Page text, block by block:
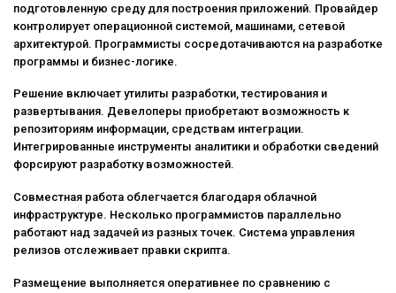
подготовленную среду для построения приложений. Провайдер
контролирует операционной системой, машинами, сетевой
архитектурой. Программисты сосредотачиваются на разработке
программы и бизнес-логике.
Решение включает утилиты разработки, тестирования и
развертывания. Девелоперы приобретают возможность к
репозиториям информации, средствам интеграции.
Интегрированные инструменты аналитики и обработки сведений
форсируют разработку возможностей.
Совместная работа облегчается благодаря облачной
инфраструктуре. Несколько программистов параллельно
работают над задачей из разных точек. Система управления
релизов отслеживает правки скрипта.
Размещение выполняется оперативнее по сравнению с